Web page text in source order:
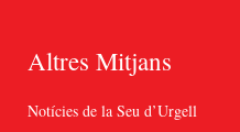
Altres Mitjans
Notícies de la Seu d’Urgell